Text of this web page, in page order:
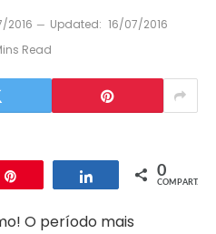
2016 Updated: 16/07/2016
Read
Compartilhar
0
COMPART.
O período mais